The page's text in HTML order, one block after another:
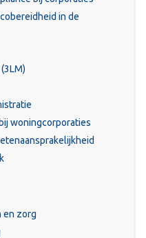
in de
woningcorporaties
en zorg